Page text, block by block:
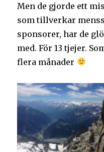
Men de gjorde ett
som tillverkar
sponsorer, har de
med. För 13 tjejer.
flera månader